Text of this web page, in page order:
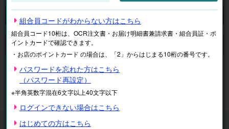
申し訳ございません。 現在、該当商品は、お取扱いしておりません。
マイページ 注文履歴
抽選結果
請求内容
チケット
組合員コードがわからない方はこちら
組合員コード10桁は、OCR注文書・お届け明細書兼請求書・組合員証・ポ
イントカードで確認できます。
・お店のポイントカード の場合は、「2」からはじまる10桁の番号です。
パスワードを忘れた方はこちら
（パスワード再設定）
※半角英数字混在6文字以上40文字以下
ログインできない場合はこちら
はじめての方はこちら